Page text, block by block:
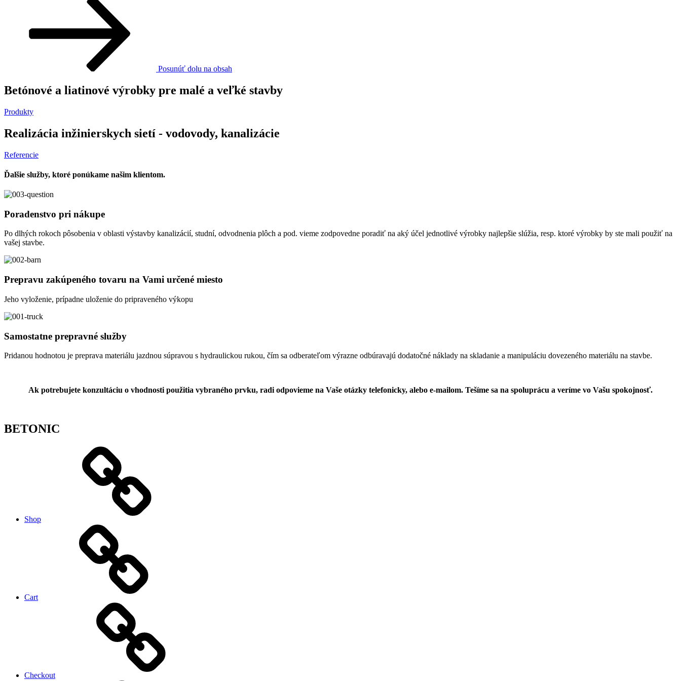
Posunúť dolu na obsah
Betónové a liatinové výrobky pre malé a veľké stavby
Produkty
Realizácia inžinierskych sietí - vodovody, kanalizácie
Referencie
Ďalšie služby, ktoré ponúkame našim klientom.
Poradenstvo pri nákupe
Po dlhých rokoch pôsobenia v oblasti výstavby kanalizácií, studní, odvodnenia plôch a pod. vieme zodpovedne poradiť na aký účel jednotlivé výrobky najlepšie slúžia, resp. ktoré výrobky by ste mali použiť na
vašej stavbe.
Prepravu zakúpeného tovaru na Vami určené miesto
Jeho vyloženie, prípadne uloženie do pripraveného výkopu
Samostatne prepravné služby
Pridanou hodnotou je preprava materiálu jazdnou súpravou s hydraulickou rukou, čím sa odberateľom výrazne odbúravajú dodatočné náklady na skladanie a manipuláciu dovezeného materiálu na stavbe.
Ak potrebujete konzultáciu o vhodnosti použitia vybraného prvku, radi odpovieme na Vaše otázky telefonicky, alebo e-mailom. Tešíme sa na spoluprácu a veríme vo Vašu spokojnosť.
BETONIC
Shop
Cart
Checkout